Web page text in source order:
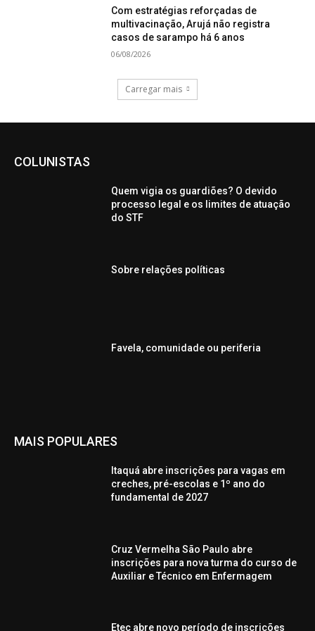
Com estratégias reforçadas de
multivacinação, Arujá não registra
casos de sarampo há 6 anos
06/08/2026
Carregar mais
COLUNISTAS
Quem vigia os guardiões? O devido
processo legal e os limites de atuação
do STF
Sobre relações políticas
Favela, comunidade ou periferia
MAIS POPULARES
Itaquá abre inscrições para vagas em
creches, pré-escolas e 1º ano do
fundamental de 2027
Cruz Vermelha São Paulo abre
inscrições para nova turma do curso de
Auxiliar e Técnico em Enfermagem
Etec abre novo período de inscrições